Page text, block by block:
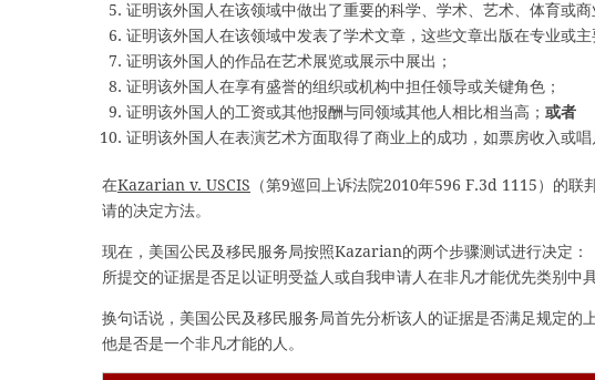
证明该外国人在该领域中做出了重要的科学、学术、艺术、体育或商
证明该外国人在该领域中发表了学术文章，这些文章出版在专业或
证明该外国人的作品在艺术展览或展示中展出；
证明该外国人在享有盛誉的组织或机构中担任领导或关键角色；
证明该外国人的工资或其他报酬与同领域其他人相比相当高；或者
证明该外国人在表演艺术方面取得了商业上的成功，如票房收入或唱
在Kazarian v. USCIS （第9巡回上诉法院2010年596 F.3d 1115）的
请的决定方法。
现在，美国公民及移民服务局按照Kazarian的两个步骤测试进行决定
所提交的证据是否足以证明受益人或自我申请人在非凡才能优先类别中
换句话说，美国公民及移民服务局首先分析该人的证据是否满足规定
他是否是一个非凡才能的人。